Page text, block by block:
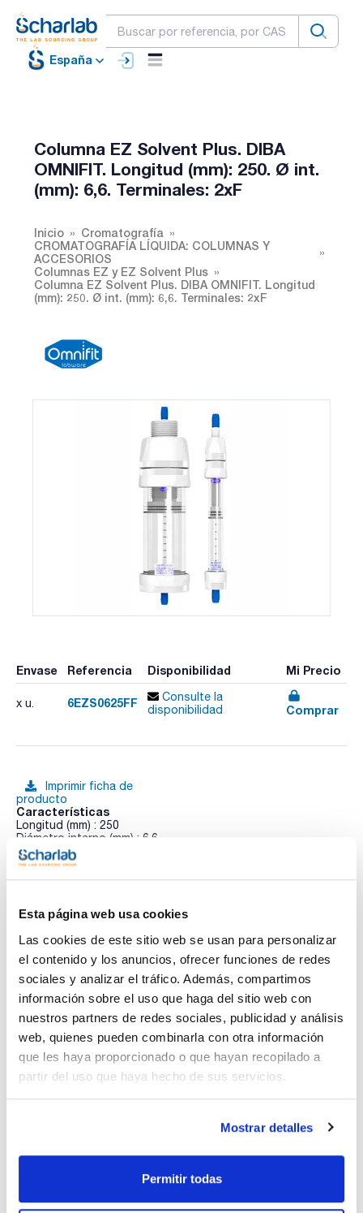
Esta página web usa cookies
Las cookies de este sitio web se usan para personalizar
el contenido y los anuncios, ofrecer funciones de redes
sociales y analizar el tráfico. Además, compartimos
información sobre el uso que haga del sitio web con
nuestros partners de redes sociales, publicidad y análisis
web, quienes pueden combinarla con otra información
que les haya proporcionado o que hayan recopilado a
partir del uso que haya hecho de sus servicios.
Mostrar detalles
Permitir todas
España
Columna EZ Solvent Plus. DIBA
OMNIFIT. Longitud (mm): 250. Ø int.
(mm): 6,6. Terminales: 2xF
Inicio
Cromatografía
CROMATOGRAFÍA LÍQUIDA: COLUMNAS Y
ACCESORIOS
Columnas EZ y EZ Solvent Plus
Columna EZ Solvent Plus. DIBA OMNIFIT. Longitud
(mm): 250. Ø int. (mm): 6,6. Terminales: 2xF
Envase Referencia Disponibilidad Mi Precio
x u. 6EZS0625FF
Consulte la
disponibilidad
Comprar
Imprimir ficha de
producto
Características
Longitud (mm) : 250
Diámetro interno (mm) : 6,6
Terminales : 2xF
Pack (u.) : 1
Fabricadas en vidrio de borosilicato inerte, que permite ver el
Las columnas EZ están diseñadas para adaptarse a todas
las aplicaciones cromatográficas de un laboratorio. Son
aptas para usar con medios acuosos y las EZ Solvent plus
con los disolventes utilizados en cromatografia líquida o en
la purificación de proteínas.
Los terminales pueden ser fijos (F) o ajustables (A).
Columnas completas. Incluye: tubo de vdrio de las
dimensiones elegidas con los dos terminales elgidos
preensamblados con fritados de 25µm PE.
Si se requieren temperaturas altas, las columnas HIT son la
Estan disponibles tambien columnas de recambio, o-rings y
consultas@scharlab.com
Documentación técnica
TDS / Ficha técnica
descargas
COA
Regístrate para
descargas
SDS/ Hoja de seguridad
Regístrate para
descargas
Los productos marcados con esta imagen son
productos marca Scharlau habitualmente en stock,